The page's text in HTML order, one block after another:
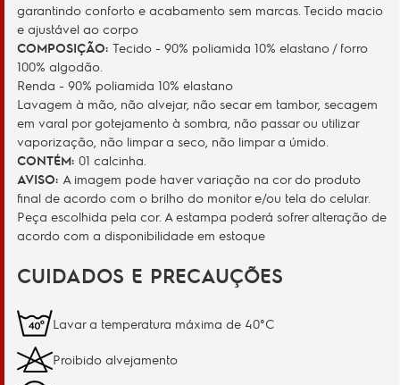
garantindo conforto e acabamento sem marcas. Tecido macio
e ajustável ao corpo
COMPOSIÇÃO: Tecido - 90% poliamida 10% elastano / forro
100% algodão.
Renda - 90% poliamida 10% elastano
Lavagem à mão, não alvejar, não secar em tambor, secagem
em varal por gotejamento à sombra, não passar ou utilizar
vaporização, não limpar a seco, não limpar a úmido.
CONTÉM: 01 calcinha.
AVISO: A imagem pode haver variação na cor do produto
final de acordo com o brilho do monitor e/ou tela do celular.
Peça escolhida pela cor. A estampa poderá sofrer alteração de
acordo com a disponibilidade em estoque
CUIDADOS E PRECAUÇÕES
Lavar a temperatura máxima de 40°C
Proibido alvejamento